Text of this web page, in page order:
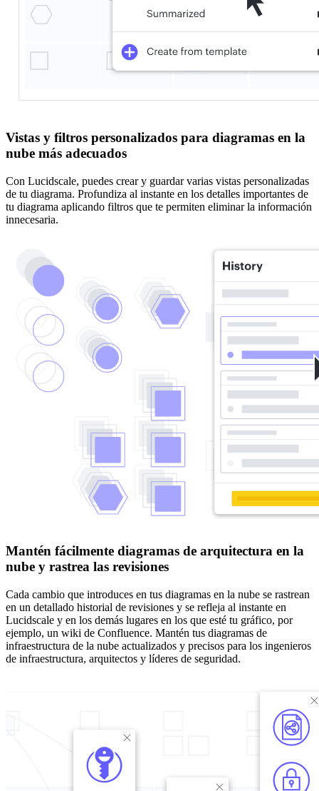
Vistas y filtros personalizados para diagramas en la
nube más adecuados
Con Lucidscale, puedes crear y guardar varias vistas personalizadas
de tu diagrama. Profundiza al instante en los detalles importantes de
tu diagrama aplicando filtros que te permiten eliminar la información
innecesaria.
Mantén fácilmente diagramas de arquitectura en la
nube y rastrea las revisiones
Cada cambio que introduces en tus diagramas en la nube se rastrean
en un detallado historial de revisiones y se refleja al instante en
Lucidscale y en los demás lugares en los que esté tu gráfico, por
ejemplo, un wiki de Confluence. Mantén tus diagramas de
infraestructura de la nube actualizados y precisos para los ingenieros
de infraestructura, arquitectos y líderes de seguridad.